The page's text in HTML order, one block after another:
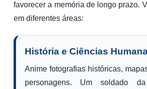
favorecer a memória de longo prazo.
em diferentes áreas:
História e Ciências
Anime fotografias históricas,
personagens. Um soldado